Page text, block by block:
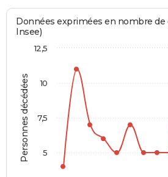
Personnes décédées
Données exprimées en nombre de
Insee)
10
5
7,5
12,5